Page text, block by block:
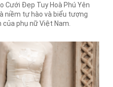
Cưới Đẹp Tuy Hoà Phú Yên
niềm tự hào và biểu tượng
phụ nữ Việt Nam.